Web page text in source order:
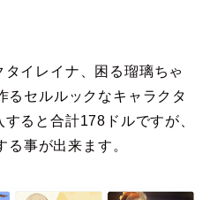
イレイナ、困る瑠璃ちゃ
セルルックなキャラクタ
ると合計178ドルですが、
事が出来ます。